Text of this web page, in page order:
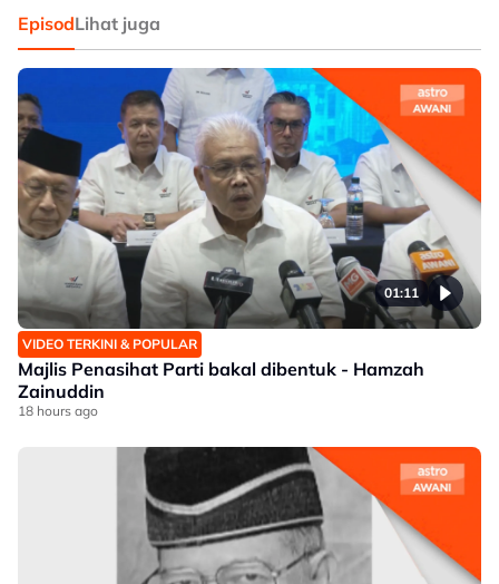
EpisodLihat juga
01:11
VIDEO TERKINI & POPULAR
Majlis Penasihat Parti bakal dibentuk - Hamzah
Zainuddin
18 hours ago